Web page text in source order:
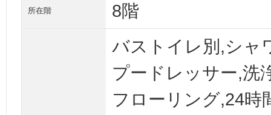
所在階 8階
バストイレ別,シャ
プードレッサー,洗
フローリング,24時